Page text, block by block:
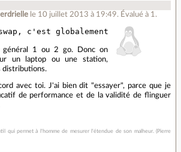
le 10 juillet 2013 à 19:49. Évalué à 1 .
général 1 ou 2 go. Donc on
un laptop ou une station,
distributions.
avec toi. J'ai bien dit "essayer", parce que je
de performance et de la validité de flinguer
qui permet à l'homme de mesurer l'étendue de son malheur. (Pierre